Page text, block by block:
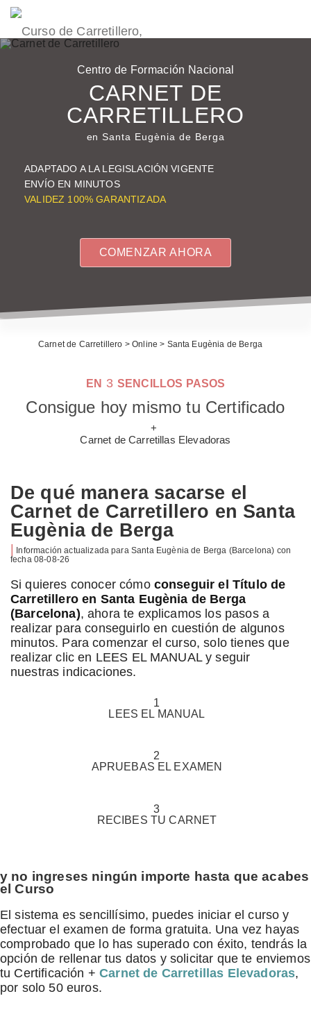
Centro de Formación Nacional
CARNET DE
CARRETILLERO
en Santa Eugènia de Berga
ADAPTADO A LA LEGISLACIÓN VIGENTE
ENVÍO EN MINUTOS
VALIDEZ 100% GARANTIZADA
COMENZAR AHORA
Carnet de Carretillero > Online > Santa Eugènia de Berga
EN 3 SENCILLOS PASOS
Consigue hoy mismo tu Certificado
+
Carnet de Carretillas Elevadoras
De qué manera sacarse el
Carnet de Carretillero en Santa
Eugènia de Berga
| Información actualizada para Santa Eugènia de Berga (Barcelona) con
fecha 08-08-26
Si quieres conocer cómo conseguir el Título de
Carretillero en Santa Eugènia de Berga
(Barcelona), ahora te explicamos los pasos a
realizar para conseguirlo en cuestión de algunos
minutos. Para comenzar el curso, solo tienes que
realizar clic en LEES EL MANUAL y seguir
nuestras indicaciones.
1
LEES EL MANUAL
2
APRUEBAS EL EXAMEN
3
RECIBES TU CARNET
y no ingreses ningún importe hasta que acabes
el Curso
El sistema es sencillísimo, puedes iniciar el curso y
efectuar el examen de forma gratuita. Una vez hayas
comprobado que lo has superado con éxito, tendrás la
opción de rellenar tus datos y solicitar que te enviemos
tu Certificación +Carnet de Carretillas Elevadoras,
por solo 50 euros.